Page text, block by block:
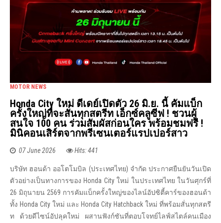
MOTOR NEWS
Honda City ใหม่ ดีเดย์เปิดตัว 26 มิ.ย. นี้ คัมแบ็ก
ครั้งใหญ่ที่จะสั่นทุกสตรีท เอ็กซ์คลูซีฟ ! ชวนผู้
สนใจ 100 คน ร่วมสัมผัสก่อนใคร พร้อมชมฟรี !
มินิคอนเสิร์ตจากพรีเซนเตอร์แรปเปอร์สาว
07 June 2026 Hits: 441
บริษัท ฮอนด้า ออโตโมบิล (ประเทศไทย) จำกัด ประกาศยืนยันวันเปิด
ตัวอย่างเป็นทางการของ Honda City ใหม่ ในประเทศไทย ในวันศุกร์ที่
26 มิถุนายน 2569 การคัมแบ็กครั้งใหญ่ของไลน์อัปซิตี้คาร์ของฮอนด้า
ทั้ง Honda City ใหม่ และ Honda City Hatchback ใหม่ ที่พร้อมสั่นทุกสตรี
ท ด้วยดีไซน์อัปลุคใหม่ ผสานฟังก์ชันที่ตอบโจทย์ไลฟ์สไตล์คนเมือง